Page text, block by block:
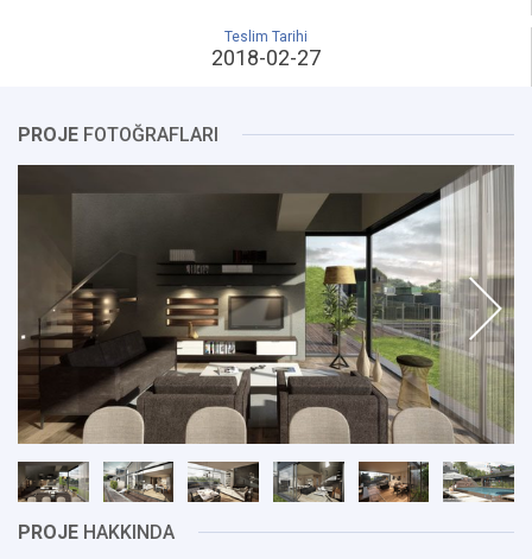
Teslim Tarihi
2018-02-27
PROJE FOTOĞRAFLARI
PROJE HAKKINDA